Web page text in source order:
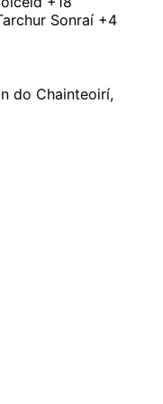
Sonraí +4
do Chainteoirí,